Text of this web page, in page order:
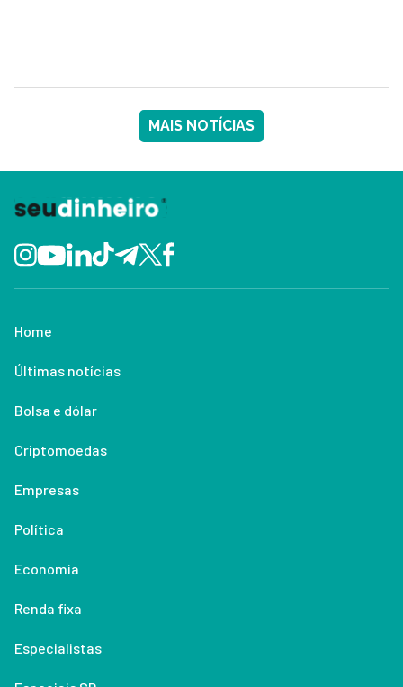
MAIS NOTÍCIAS
Home
Últimas notícias
Bolsa e dólar
Criptomoedas
Empresas
Política
Economia
Renda fixa
Especialistas